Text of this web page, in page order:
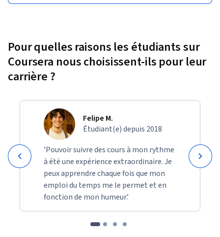
Pour quelles raisons les étudiants sur
Coursera nous choisissent-ils pour leur
carrière ?
Felipe M.
Étudiant(e) depuis 2018
’Pouvoir suivre des cours à mon rythme
à été une expérience extraordinaire. Je
peux apprendre chaque fois que mon
emploi du temps me le permet et en
fonction de mon humeur.’